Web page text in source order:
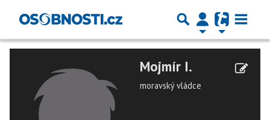
Mojmír I.
moravský vládce